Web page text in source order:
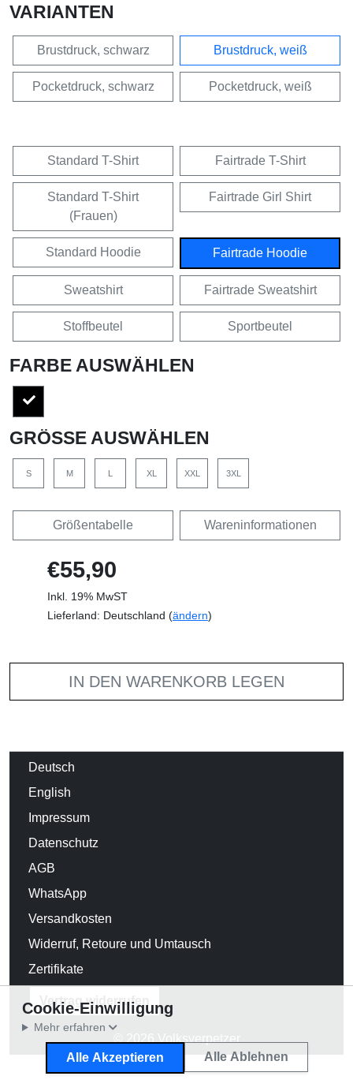
VARIANTEN
Brustdruck, schwarz Brustdruck, weiß
Pocketdruck, schwarz Pocketdruck, weiß
Standard T-Shirt Fairtrade T-Shirt
Standard T-Shirt
(Frauen)
Fairtrade Girl Shirt
Standard Hoodie Fairtrade Hoodie
Sweatshirt Fairtrade Sweatshirt
Stoffbeutel Sportbeutel
FARBE AUSWÄHLEN
GRÖSSE AUSWÄHLEN
S M L XL XXL 3XL
Größentabelle Wareninformationen
€55,90
Inkl. 19% MwST
Lieferland: Deutschland (ändern)
IN DEN WARENKORB LEGEN
Deutsch
English
Impressum
Datenschutz
AGB
WhatsApp
Versandkosten
Widerruf, Retoure und Umtausch
Zertifikate
Vertrag widerrufen
© 2026 Volksverpetzer
Cookie-Einwilligung
Mehr erfahren
Alle Akzeptieren Alle Ablehnen